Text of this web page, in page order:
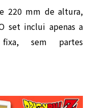
220 mm de altura,
set inclui apenas a
sem partes